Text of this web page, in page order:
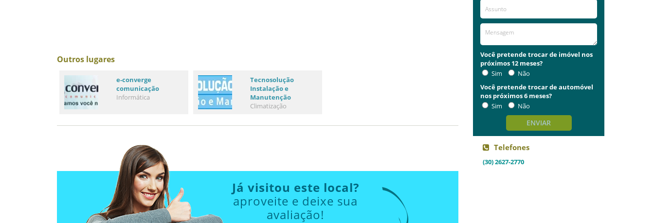
Outros lugares
e-converge
comunicação
Informática
Tecnosolução
Instalação e
Manutenção
Climatização
Já visitou este local?
aproveite e deixe sua
avaliação!
Você pretende trocar de imóvel nos
próximos 12 meses?
Sim
Não
Você pretende trocar de automóvel
nos próximos 6 meses?
Sim
Não
ENVIAR
Telefones
(30) 2627-2770